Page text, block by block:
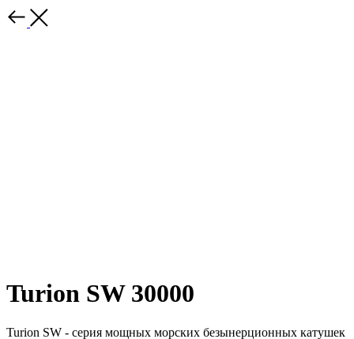
Turion SW 30000
Turion SW - серия мощных морских безынерционных катушек